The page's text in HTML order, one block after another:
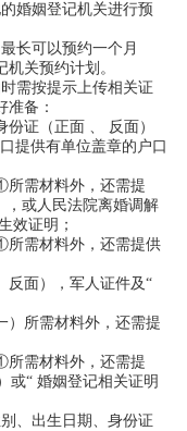
婚姻登记机关进行预
长可以预约一个月
机关预约计划。
需按提示上传相关证
备：
份证（正面 、 反面）
提供有单位盖章的户口
所需材料外，还需提
，或人民法院离婚调解
效证明；
所需材料外，还需提供
反面），军人证件及“
）所需材料外，还需提
所需材料外，还需提
或“ 婚姻登记相关证明
、出生日期、身份证